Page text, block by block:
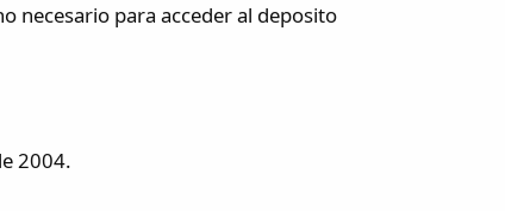
necesario para acceder al deposito
2004.